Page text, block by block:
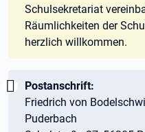
Schulsekretariat
Räumlichkeiten der
herzlich willkommen.
Wichtig:
Postanschrift:
Friedrich von
Puderbach